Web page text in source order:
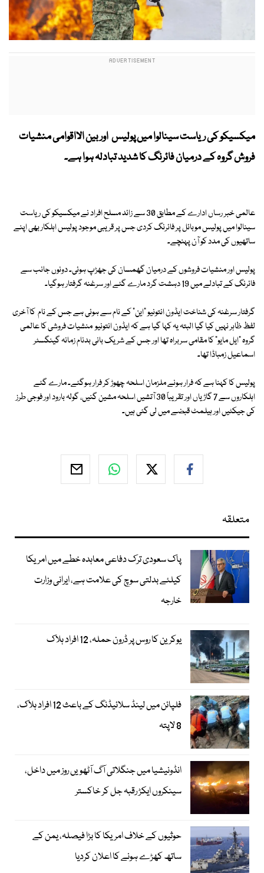
میکسیکو کی ریاست سینالوا میں پولیس اور بین الااقوامی منشیات
فروش گروہ کے درمیان فائرنگ کا شدید تبادلہ ہوا ہے۔
عالمی خبر رساں ادارے کے مطابق 30 سے زائد مسلح افراد نے میکسیکو کی ریاست
سینالوا میں پولیس موبائل پر فائرنگ کردی جس پر قریبی موجود پولیس اہلکار بھی اپنے
ساتھیوں کی مدد کو آن پہنچے۔
پولیس اور منشیات فروشوں کے درمیان گھمسان کی جھڑپ ہوئی۔ دونوں جانب سے
فائرنگ کے تبادلے میں 19 دہشت گرد مارے گئے اور سرغنہ گرفتار ہوگیا۔
گرفتار سرغنہ کی شناخت ایڈون انتونیو "این" کے نام سے ہوئی ہے جس کے نام کا آخری
لفظ ظاہر نہیں کیا گیا البتہ یہ کہا گیا ہے کہ ایڈون انتونیو منشیات فروشی کا عالمی
گروہ "ایل مایو" کا مقامی سربراہ تھا اور جس کے شریک بانی بدنام زمانہ گینگسٹر
اسماعیل زمباڈا تھا۔
پولیس کا کہنا ہے کہ فرار ہونے ملزمان اسلحہ چھوڑ کر فرار ہوگئے۔ مارے گئے
اہلکاروں سے 7 گاڑیاں اور تقریباً 30 آتشیں اسلحہ مشین گنیں، گولہ بارود اور فوجی طرز
کی جیکٹیں اور ہیلمٹ قبضے میں لی گئی ہیں۔
متعلقہ
پاک سعودی ترک دفاعی معاہدہ خطے میں امریکا
کیلئے بدلتی سوچ کی علامت ہے، ایرانی وزارت
خارجہ
یوکرین کا روس پر ڈرون حملہ، 12 افراد ہلاک
فلپائن میں لینڈ سلائیڈنگ کے باعث 12 افراد ہلاک،
8 لاپتہ
انڈونیشیا میں جنگلاتی آگ آٹھویں روز میں داخل،
سینکروں ایکڑ رقبہ جل کر خاکستر
حوثیوں کے خلاف امریکا کا بڑا فیصلہ، یمن کے
ساتھ کھڑے ہونے کا اعلان کردیا